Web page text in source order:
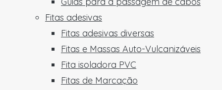
Fitas adesivas
Fitas adesivas diversas
Fitas e Massas Auto-Vulcanizáveis
Fita isoladora PVC
Fitas de Marcação